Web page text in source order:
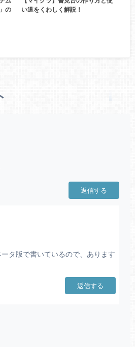
の
い道をくわしく解説！
返信する
タ版で書いているので、あります
返信する